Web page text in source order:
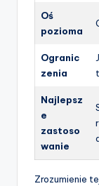
Oś
pozioma
Ogranic
zenia
Najlepsz
e
zastoso
wanie
Zrozumienie